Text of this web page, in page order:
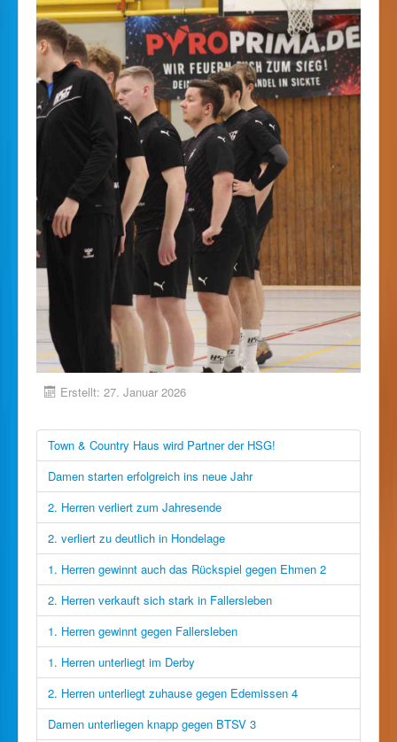
Erstellt: 27. Januar 2026
Town & Country Haus wird Partner der HSG!
Damen starten erfolgreich ins neue Jahr
2. Herren verliert zum Jahresende
2. verliert zu deutlich in Hondelage
1. Herren gewinnt auch das Rückspiel gegen Ehmen 2
2. Herren verkauft sich stark in Fallersleben
1. Herren gewinnt gegen Fallersleben
1. Herren unterliegt im Derby
2. Herren unterliegt zuhause gegen Edemissen 4
Damen unterliegen knapp gegen BTSV 3